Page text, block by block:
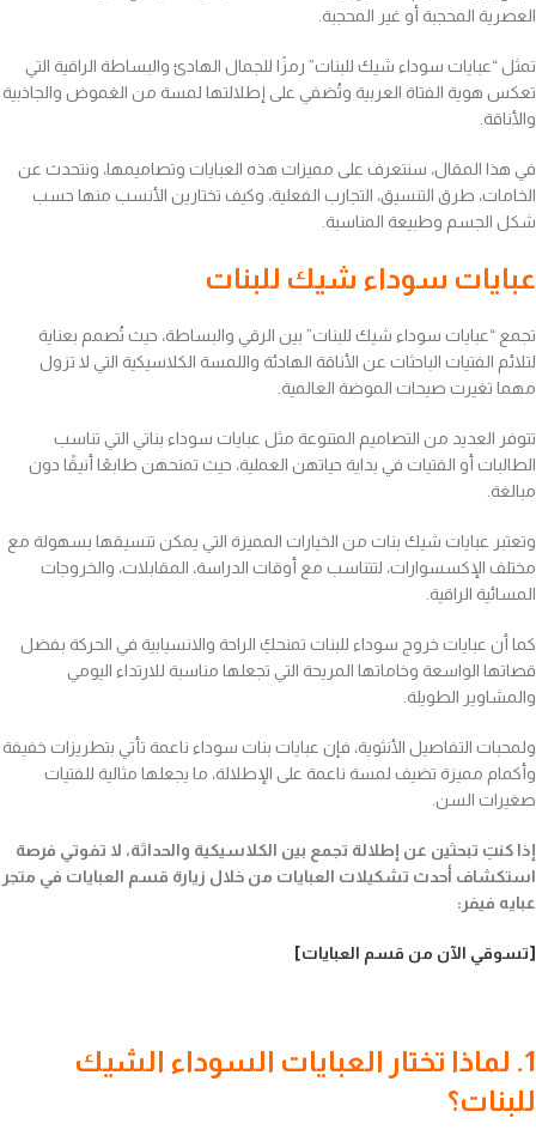
العصرية المحجبة أو غير المحجبة.
تمثل “عبايات سوداء شيك للبنات” رمزًا للجمال الهادئ والبساطة الراقية التي
تعكس هوية الفتاة العربية وتُضفي على إطلالتها لمسة من الغموض والجاذبية
والأناقة.
في هذا المقال، سنتعرف على مميزات هذه العبايات وتصاميمها، ونتحدث عن
الخامات، طرق التنسيق، التجارب الفعلية، وكيف تختارين الأنسب منها حسب
شكل الجسم وطبيعة المناسبة.
عبايات سوداء شيك للبنات
تجمع “عبايات سوداء شيك للبنات” بين الرقي والبساطة، حيث تُصمم بعناية
لتلائم الفتيات الباحثات عن الأناقة الهادئة واللمسة الكلاسيكية التي لا تزول
مهما تغيرت صيحات الموضة العالمية.
تتوفر العديد من التصاميم المتنوعة مثل عبايات سوداء بناتي التي تناسب
الطالبات أو الفتيات في بداية حياتهن العملية، حيث تمنحهن طابعًا أنيقًا دون
مبالغة.
وتعتبر عبايات شيك بنات من الخيارات المميزة التي يمكن تنسيقها بسهولة مع
مختلف الإكسسوارات، لتتناسب مع أوقات الدراسة، المقابلات، والخروجات
المسائية الراقية.
كما أن عبايات خروج سوداء للبنات تمنحكِ الراحة والانسيابية في الحركة بفضل
قصاتها الواسعة وخاماتها المريحة التي تجعلها مناسبة للارتداء اليومي
والمشاوير الطويلة.
ولمحبات التفاصيل الأنثوية، فإن عبايات بنات سوداء ناعمة تأتي بتطريزات خفيفة
وأكمام مميزة تضيف لمسة ناعمة على الإطلالة، ما يجعلها مثالية للفتيات
صغيرات السن.
إذا كنتِ تبحثين عن إطلالة تجمع بين الكلاسيكية والحداثة، لا تفوتي فرصة
استكشاف أحدث تشكيلات العبايات من خلال زيارة قسم العبايات في متجر
عبايه فيفر:
[تسوقي الآن من قسم العبايات]
1. لماذا تختار العبايات السوداء الشيك
للبنات؟